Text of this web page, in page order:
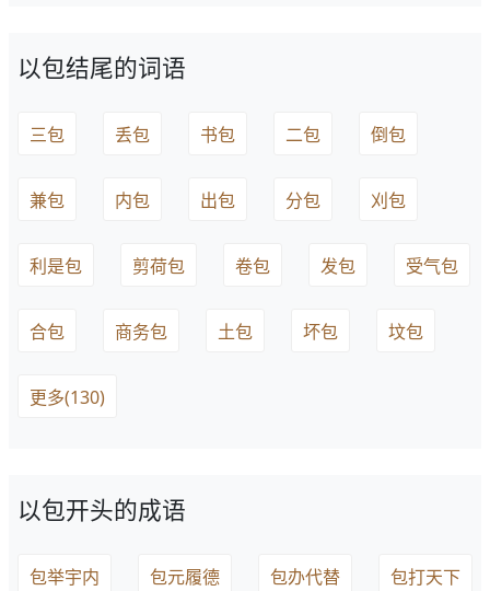
以包结尾的词语
三包 丢包 书包 二包 倒包
兼包 内包 出包 分包 刈包
利是包 剪荷包 卷包 发包 受气包
合包 商务包 土包 坏包 坟包
更多(130)
以包开头的成语
包举宇内 包元履德 包办代替 包打天下